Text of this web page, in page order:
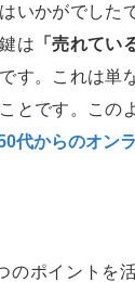
いかがでした
は 「売れてい
です。これは単
とです。この
代からのオン
のポイントを